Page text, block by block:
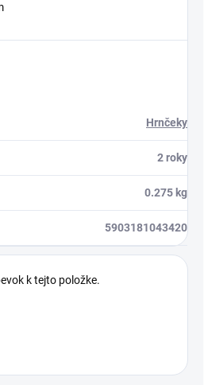
Hrnčeky
2 roky
0.275 kg
5903181043420
k tejto položke.